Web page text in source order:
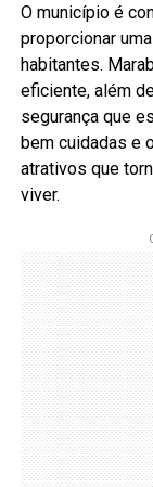
O município é
proporcionar
habitantes.
eficiente, além
segurança que
bem cuidadas e
atrativos que
viver.